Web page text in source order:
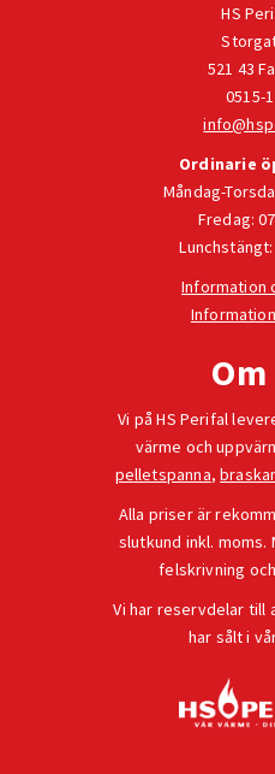
HS
521 43
0515-
Ordinarie
Måndag-
Fredag:
Lunchstängt:
Information
Information
Om
Vi på HS Perifal
värme och
pelletspanna,
Alla priser är
slutkund inkl.
felskrivning
Vi har reservdelar till
har sålt i